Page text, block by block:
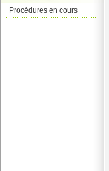
Procédures en cours